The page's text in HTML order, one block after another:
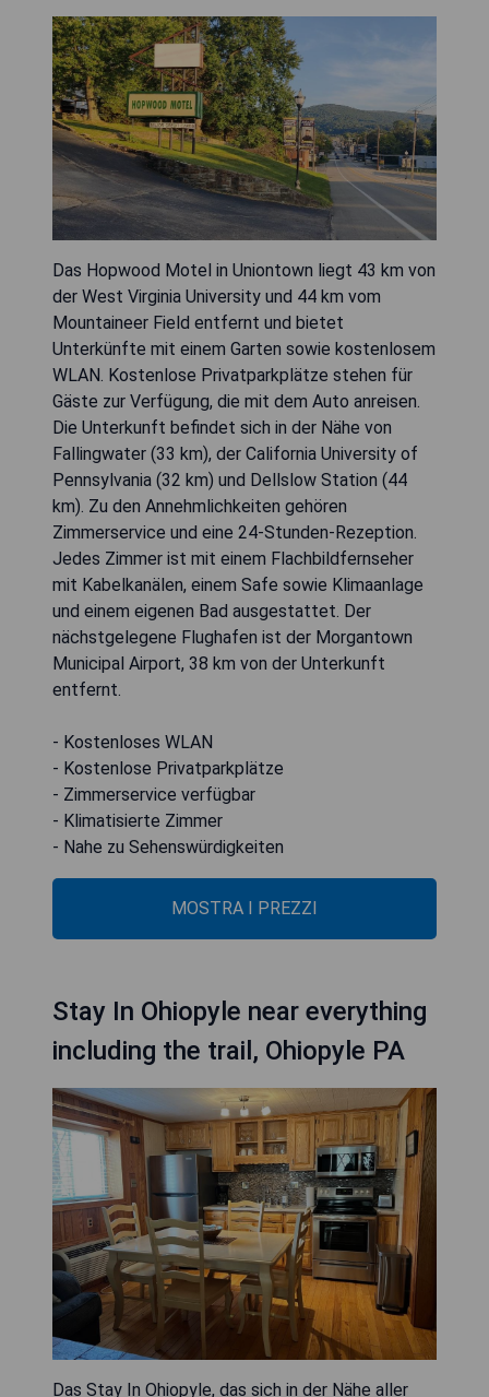
Das Hopwood Motel in Uniontown liegt 43 km von
der West Virginia University und 44 km vom
Mountaineer Field entfernt und bietet
Unterkünfte mit einem Garten sowie kostenlosem
WLAN. Kostenlose Privatparkplätze stehen für
Gäste zur Verfügung, die mit dem Auto anreisen.
Die Unterkunft befindet sich in der Nähe von
Fallingwater (33 km), der California University of
Pennsylvania (32 km) und Dellslow Station (44
km). Zu den Annehmlichkeiten gehören
Zimmerservice und eine 24-Stunden-Rezeption.
Jedes Zimmer ist mit einem Flachbildfernseher
mit Kabelkanälen, einem Safe sowie Klimaanlage
und einem eigenen Bad ausgestattet. Der
nächstgelegene Flughafen ist der Morgantown
Municipal Airport, 38 km von der Unterkunft
entfernt.
- Kostenloses WLAN
- Kostenlose Privatparkplätze
- Zimmerservice verfügbar
- Klimatisierte Zimmer
- Nahe zu Sehenswürdigkeiten
MOSTRA I PREZZI
Stay In Ohiopyle near everything
including the trail, Ohiopyle PA
Das Stay In Ohiopyle, das sich in der Nähe aller